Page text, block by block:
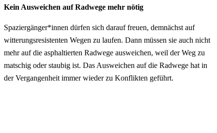
Kein Ausweichen auf Radwege mehr nötig
Spaziergänger*innen dürfen sich darauf freuen, demnächst auf
witterungsresistenten Wegen zu laufen. Dann müssen sie auch nicht
mehr auf die asphaltierten Radwege ausweichen, weil der Weg zu
matschig oder staubig ist. Das Ausweichen auf die Radwege hat in
der Vergangenheit immer wieder zu Konflikten geführt.